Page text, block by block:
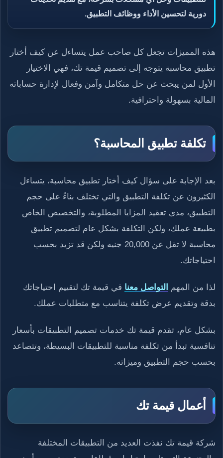
دورية لتحسين الأداء ووظائف التطبيق.
هذه المميزات تجعل كل صاحب عمل يتساءل عن كيف أختار
تطبيق محاسبة يتوجه إلى تصميم قيمة تك، فهي الاختيار
الأول لمن يبحث عن حل متكامل وآمن وفعال لإدارة حساباته
المالية بسهولة واحترافية.
تكلفة تطبيق المحاسبة؟
بعد الإجابة على سؤال كيف أختار تطبيق محاسبة، يتساءل
الكثيرون عن تكلفة التطبيق والتي تختلف بناءً على حجم
التطبيق، مدى تعقيد المزايا المطلوبة، والتخصيص الخاص
بطبيعة عملك، ولكن التكلفة بشكل عام لتصميم تطبيق
محاسبة لا تقل عن 20,000 جنيه ولكن قد تزيد بحسب
احتياجاتك.
لذا من المهم التواصل معنا في قيمة تك لتقييم احتياجاتك
بدقة وتقديم عرض تكلفة يتناسب مع متطلبات عملك.
بشكل عام، تقدم قيمة تك خدمات تصميم التطبيقات بأسعار
تنافسية تبدأ من تكلفة مناسبة للتطبيقات البسيطة، وتتصاعد
بحسب حجم التطبيق وميزاته.
أعمال قيمة تك
شركة قيمة تك نفذت العديد من التطبيقات المختلفة